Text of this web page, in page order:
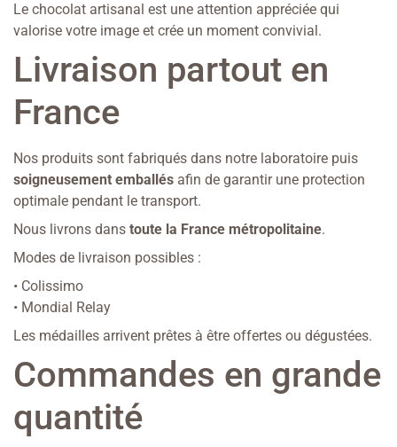
Le chocolat artisanal est une attention appréciée qui
valorise votre image et crée un moment convivial.
Livraison partout en
France
Nos produits sont fabriqués dans notre laboratoire puis
soigneusement emballés afin de garantir une protection
optimale pendant le transport.
Nous livrons dans toute la France métropolitaine.
Modes de livraison possibles :
• Colissimo
• Mondial Relay
Les médailles arrivent prêtes à être offertes ou dégustées.
Commandes en grande
quantité